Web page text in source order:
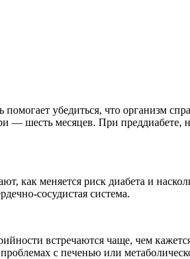
убедиться, что организм
— шесть месяцев. При
меняется риск диабета и
сосудистая система.
встречаются чаще, чем
с печенью или